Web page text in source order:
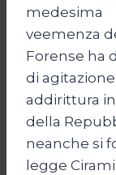
medesima
veemenza
Forense ha
di
addirittura
della
neanche si
legge Cirami.